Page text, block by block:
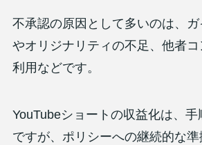
不承認の原因として多いのは、
やオリジナリティの不足、他者コ
利用などです。
YouTubeショートの収益化は、
ですが、ポリシーへの継続的な準